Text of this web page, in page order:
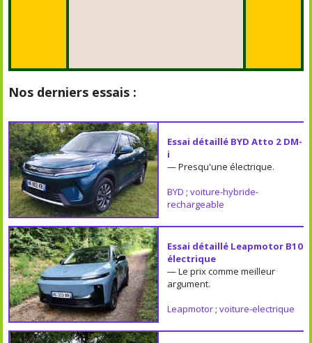
Nos derniers essais :
Essai détaillé BYD Atto 2 DM-
i
— Presqu'une électrique.
BYD ; voiture-hybride-
rechargeable
Essai détaillé Leapmotor B10
électrique
— Le prix comme meilleur
argument.
Leapmotor; voiture-electrique